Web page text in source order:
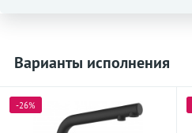
Варианты исполнения
-26%